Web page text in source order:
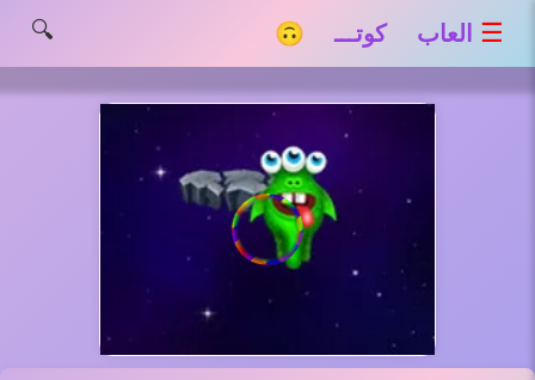
☰ العاب كوتـــ 🙃 🔍